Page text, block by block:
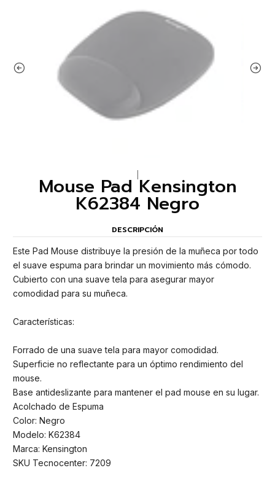
Mouse Pad Kensington
K62384 Negro
DESCRIPCIÓN
Este Pad Mouse distribuye la presión de la muñeca por todo
el suave espuma para brindar un movimiento más cómodo.
Cubierto con una suave tela para asegurar mayor
comodidad para su muñeca.
Características:
Forrado de una suave tela para mayor comodidad.
Superficie no reflectante para un óptimo rendimiento del
mouse.
Base antideslizante para mantener el pad mouse en su lugar.
Acolchado de Espuma
Color: Negro
Modelo: K62384
Marca: Kensington
SKU Tecnocenter: 7209